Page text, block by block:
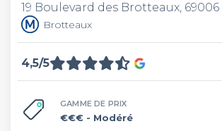
19 Boulevard des Brotteaux, 69006
Brotteaux
4,5/5
GAMME DE PRIX
€€€ - Modéré